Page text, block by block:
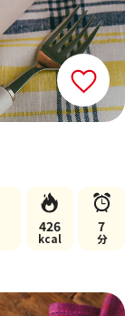
426
kcal
7
分